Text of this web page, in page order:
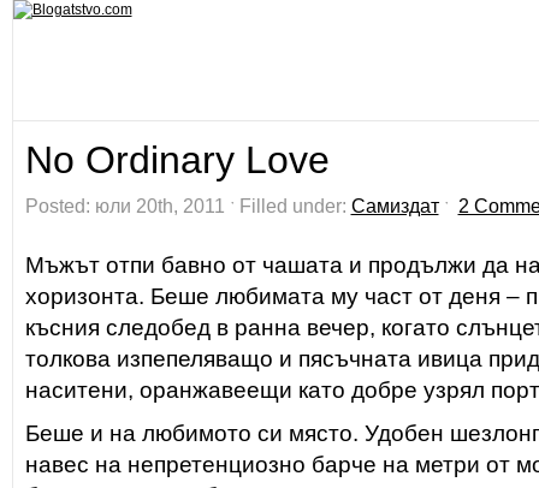
No Ordinary Love
Posted: юли 20th, 2011 ˑ Filled under: Самиздатˑ 2
Мъжът отпи бавно от чашата и продължи да
хоризонта. Беше любимата му част от деня –
късния следобед в ранна вечер, когато
толкова изпепеляващо и пясъчната ивица
наситени, оранжавеещи като добре узрял
Беше и на любимото си място. Удобен
навес на непретенциозно барче на метри от